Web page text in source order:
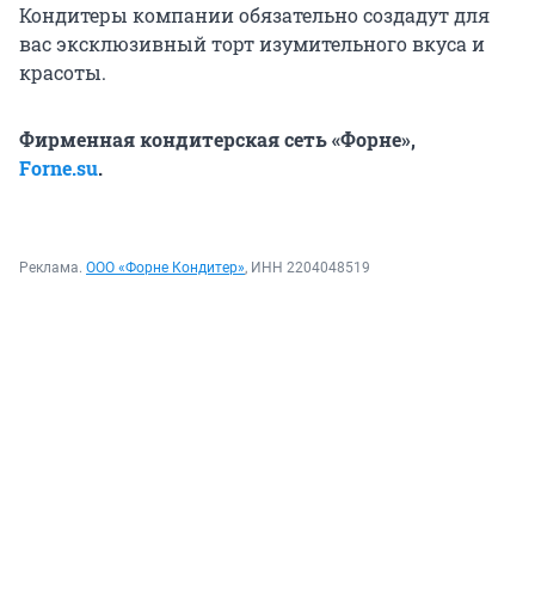
Кондитеры компании обязательно создадут для
вас эксклюзивный торт изумительного вкуса и
красоты.
Фирменная кондитерская сеть «Форне»,
Forne.su.
Реклама. ООО «Форне Кондитер», ИНН 2204048519